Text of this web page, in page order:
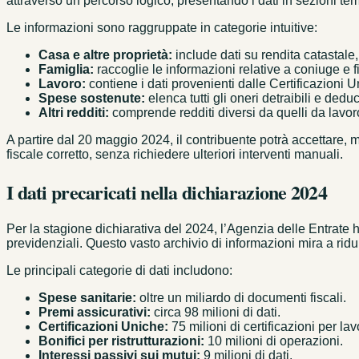
Le informazioni sono raggruppate in categorie intuitive:
Casa e altre proprietà: include dati su rendita
Famiglia: raccoglie le informazioni relative a coniuge e
Lavoro: contiene i dati provenienti dalle Certificazioni
Spese sostenute: elenca tutti gli oneri detraibili e
Altri redditi: comprende redditi diversi da quelli da
A partire dal 20 maggio 2024, il contribuente potrà accettare,
fiscale corretto, senza richiedere ulteriori interventi manuali.
I dati precaricati nella dichiarazione 2024
Per la stagione dichiarativa del 2024, l’Agenzia delle
previdenziali. Questo vasto archivio di informazioni mira a
Le principali categorie di dati includono:
Spese sanitarie: oltre un miliardo di documenti fiscali.
Premi assicurativi: circa 98 milioni di dati.
Certificazioni Uniche: 75 milioni di certificazioni per
Bonifici per ristrutturazioni: 10 milioni di operazioni.
Interessi passivi sui mutui: 9 milioni di dati.